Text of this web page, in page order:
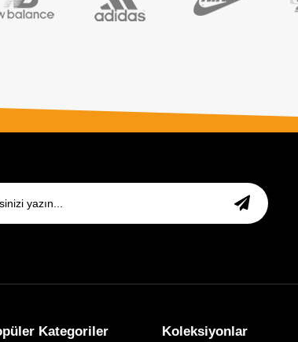
Kategoriler Koleksiyonlar